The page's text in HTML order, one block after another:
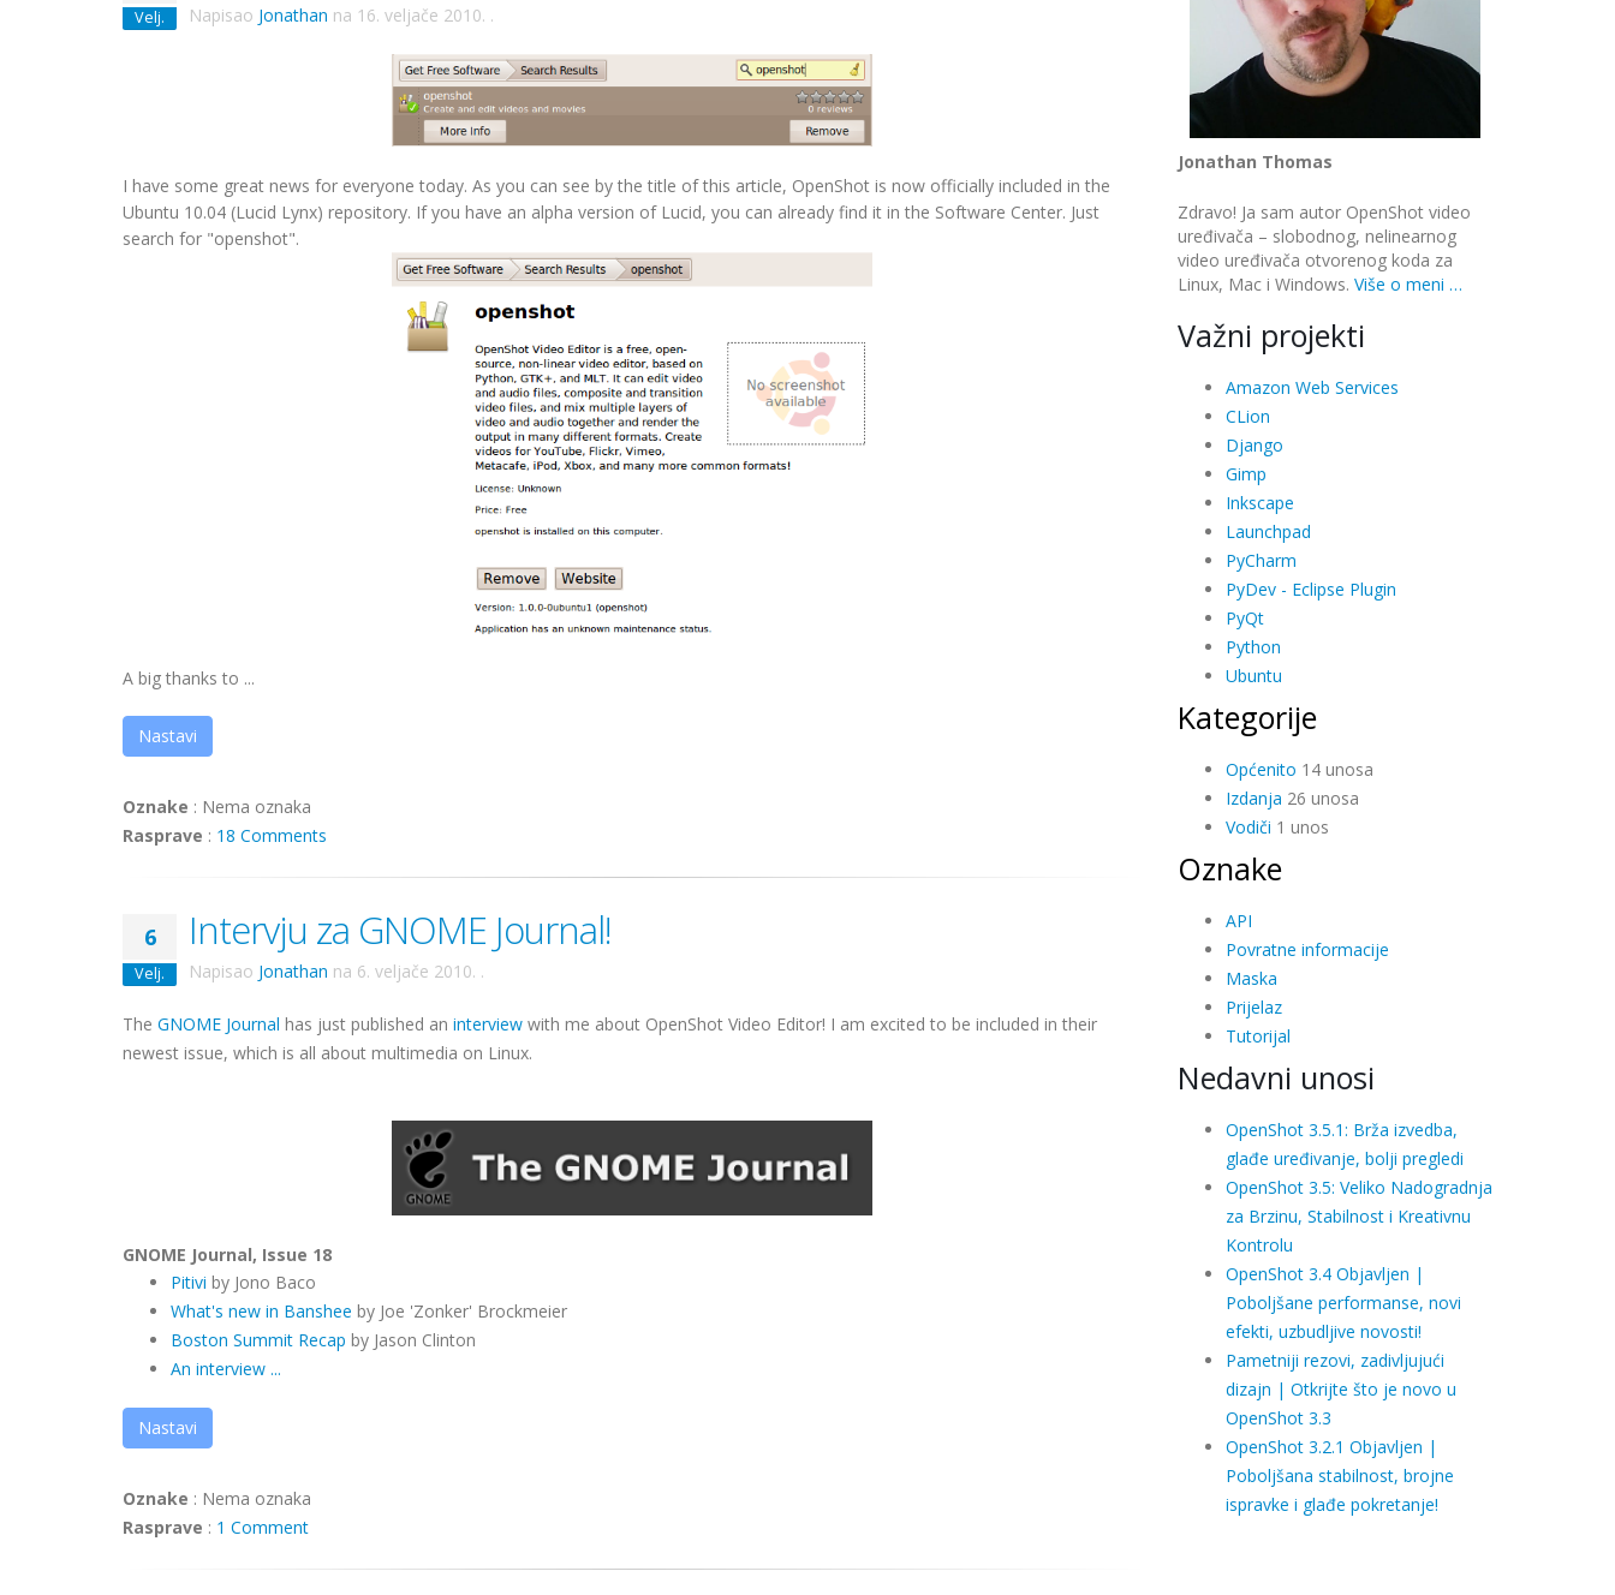
Velj. Napisao Jonathan na 16. veljače 2010. .
I have some great news for everyone today. As you can see by the title of this article, OpenShot is now officially included in the
Ubuntu 10.04 (Lucid Lynx) repository. If you have an alpha version of Lucid, you can already find it in the Software Center. Just
search for "openshot".
A big thanks to ...
Nastavi
Oznake : Nema oznaka
Rasprave : 18 Comments
6
Velj.
Intervju za GNOME Journal!
Napisao Jonathan na 6. veljače 2010. .
The GNOME Journal has just published an interview with me about OpenShot Video Editor! I am excited to be included in their
newest issue, which is all about multimedia on Linux.
GNOME Journal, Issue 18
Pitivi by Jono Baco
What's new in Banshee by Joe 'Zonker' Brockmeier
Boston Summit Recap by Jason Clinton
An interview ...
Nastavi
Oznake : Nema oznaka
Rasprave : 1 Comment
Jonathan Thomas
Zdravo! Ja sam autor OpenShot video
uređivača – slobodnog, nelinearnog
video uređivača otvorenog koda za
Linux, Mac i Windows. Više o meni …
Važni projekti
Amazon Web Services
CLion
Django
Gimp
Inkscape
Launchpad
PyCharm
PyDev - Eclipse Plugin
PyQt
Python
Ubuntu
Kategorije
Općenito 14 unosa
Izdanja 26 unosa
Vodiči 1 unos
Oznake
API
Povratne informacije
Maska
Prijelaz
Tutorijal
Nedavni unosi
OpenShot 3.5.1: Brža izvedba,
glađe uređivanje, bolji pregledi
OpenShot 3.5: Veliko Nadogradnja
za Brzinu, Stabilnost i Kreativnu
Kontrolu
OpenShot 3.4 Objavljen |
Poboljšane performanse, novi
efekti, uzbudljive novosti!
Pametniji rezovi, zadivljujući
dizajn | Otkrijte što je novo u
OpenShot 3.3
OpenShot 3.2.1 Objavljen |
Poboljšana stabilnost, brojne
ispravke i glađe pokretanje!